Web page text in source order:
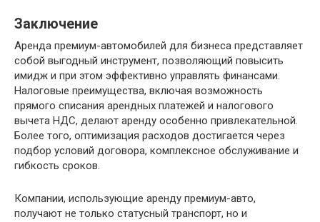
Заключение
Аренда премиум-автомобилей для бизнеса представляет
собой выгодный инструмент, позволяющий повысить
имидж и при этом эффективно управлять финансами.
Налоговые преимущества, включая возможность
прямого списания арендных платежей и налогового
вычета НДС, делают аренду особенно привлекательной.
Более того, оптимизация расходов достигается через
подбор условий договора, комплексное обслуживание и
гибкость сроков.
Компании, использующие аренду премиум-авто,
получают не только статусный транспорт, но и